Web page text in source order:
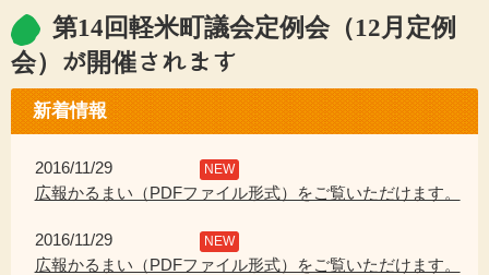
ー
シ
ン
メ
表
第14回軽米町議会定例会（12月定例
会）が開催されます
新着情報
2016/11/29 NEW
広報かるまい（PDFファイル形式）をご覧いただけます。
2016/11/29 NEW
広報かるまい（PDFファイル形式）をご覧いただけます。